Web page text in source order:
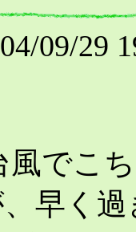
09/29
でこ
早く